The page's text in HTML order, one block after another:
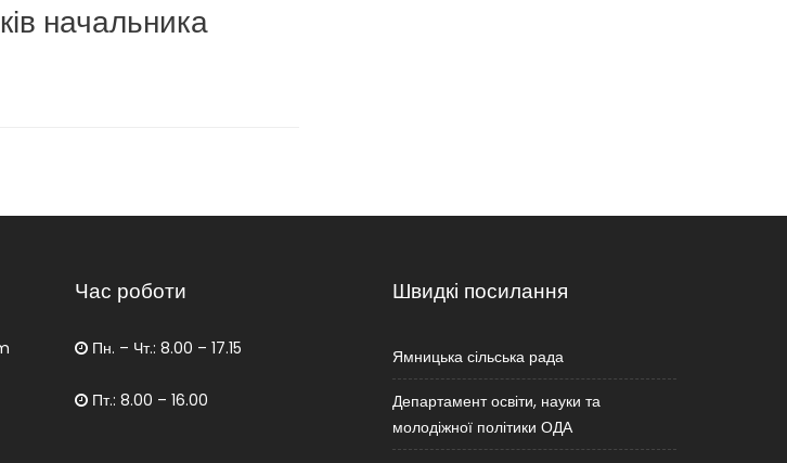
начальника
Час роботи
Пн. – Чт.: 8.00 – 17.15
Пт.: 8.00 – 16.00
Швидкі посилання
Ямницька сільська рада
Департамент освіти, науки та
молодіжної політики ОДА